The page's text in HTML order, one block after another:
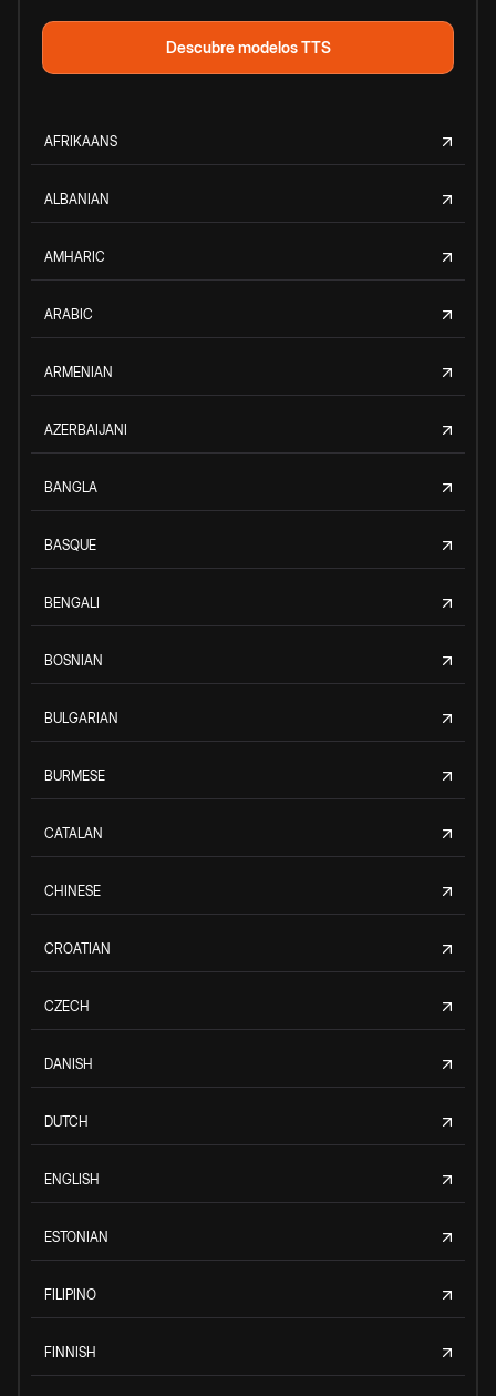
Descubre modelos TTS
AFRIKAANS
ALBANIAN
AMHARIC
ARABIC
ARMENIAN
AZERBAIJANI
BANGLA
BASQUE
BENGALI
BOSNIAN
BULGARIAN
BURMESE
CATALAN
CHINESE
CROATIAN
CZECH
DANISH
DUTCH
ENGLISH
ESTONIAN
FILIPINO
FINNISH